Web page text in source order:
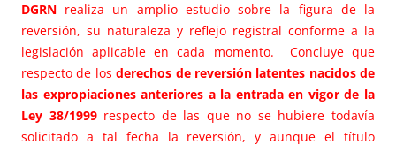
DGRN realiza un amplio estudio sobre la figura de la
reversión, su naturaleza y reflejo registral conforme a la
legislación aplicable en cada momento. Concluye que
respecto de losderechos de reversión latentes nacidos de
las expropiaciones anteriores a la entrada en vigor de la
Ley 38/1999respecto de las que no se hubiere todavía
solicitado a tal fecha la reversión, y aunque el título